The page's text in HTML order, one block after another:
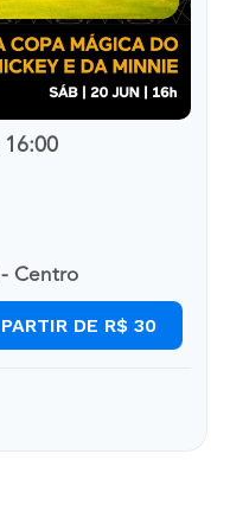
16:00
Centro
DE R$ 30